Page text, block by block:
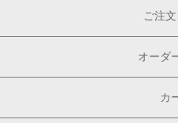
ご注
オーダ
カ